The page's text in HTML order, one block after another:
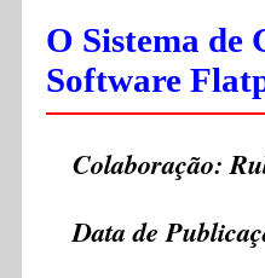
O Sistema de
Software
Colaboração:
Data de